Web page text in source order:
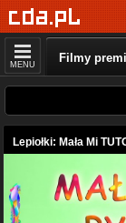
MENU Filmy
Lepiołki: Mała Mi